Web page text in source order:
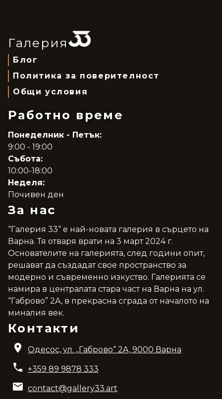
Галерия
Блог
Политика за поверителност
Общи условия
Работно време
Понеделник - Петък:
9:00 - 19:00
Събота:
10:00-18:00
Неделя:
Почивен ден
За нас
“Галерия 33“ е най-новата галерия в сърцето на
Варна. Тя отваря врати на 3 март 2024 г.
Основателите на галерията, след години опит,
решават да създадат свое пространство за
модерно и съвременно изкуство. Галерията се
намира в централата стара част на Варна на ул.
“Габрово” 2А, в прекрасна сграда от началото на
миналия век.
Контакти
Одесос, ул. „Габрово“ 2A, 9000 Варна
+359 89 9878 333
contact@gallery33.art